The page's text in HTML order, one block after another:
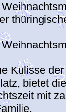
Kulisse
bietet
mit